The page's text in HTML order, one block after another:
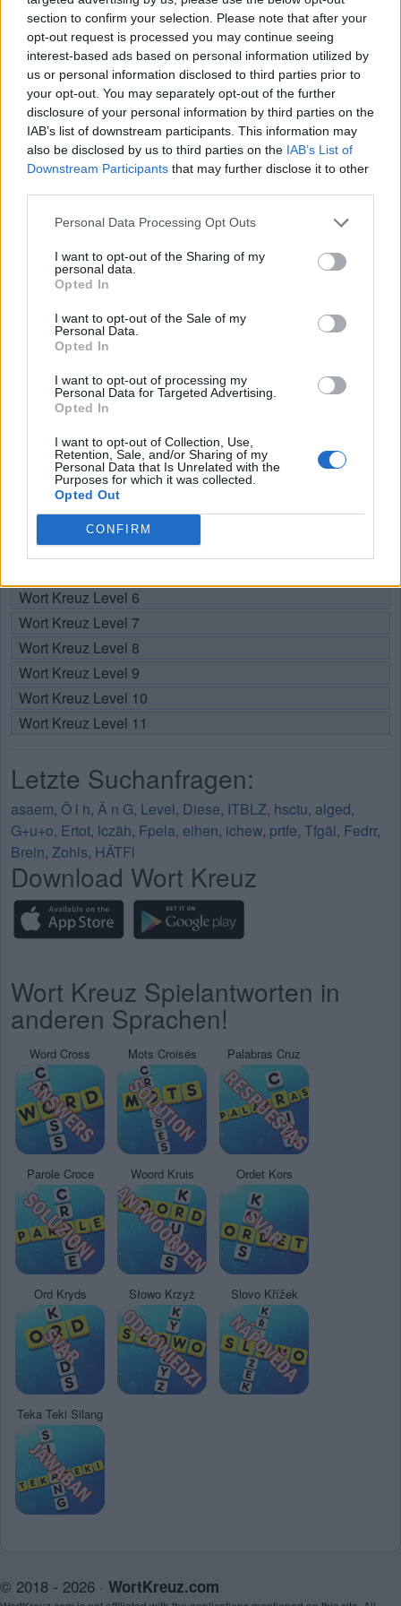
section to confirm your selection. Please note that after your
opt-out request is processed you may continue seeing
interest-based ads based on personal information utilized by
us or personal information disclosed to third parties prior to
your opt-out. You may separately opt-out of the further
disclosure of your personal information by third parties on the
IAB’s list of downstream participants. This information may
also be disclosed by us to third parties on the IAB’s List of
Downstream Participants that may further disclose it to other
Personal Data Processing Opt Outs
I want to opt-out of the Sharing of my
personal data.
Opted In
I want to opt-out of the Sale of my
Personal Data.
Opted In
I want to opt-out of processing my
Personal Data for Targeted Advertising.
Opted In
I want to opt-out of Collection, Use,
Retention, Sale, and/or Sharing of my
Personal Data that Is Unrelated with the
Purposes for which it was collected.
Opted Out
CONFIRM
mit Ihrer Freundesliste, mehr Spieler bedeutet mehr Umsatz
für den Entwickler, also helfen Sie ihm zu wachsen.
Suche nach Buchstaben.
Geben Sie alle Buchstaben
des Puzzles ein:
Suche
nach
Buchstaben.
Puzzles
Wählen Sie Ihr Puzzle aus:
Puzzle nicht gefunden.
Hier können Sie nach Ihrer Antwort anhand der
Levelnummer suchen, aber wir empfehlen Ihnen, die Suche
nach Buchstaben zu verwenden.
Wählen Sie Ihr Level:
Wort Kreuz Level 1
Wort Kreuz Level 2
Wort Kreuz Level 3
Wort Kreuz Level 4
Wort Kreuz Level 6
Wort Kreuz Level 7
Wort Kreuz Level 8
Wort Kreuz Level 9
Wort Kreuz Level 10
Wort Kreuz Level 11
Letzte Suchanfragen:
asaem, Ö l h, Ä n G, Level, Diese, ITBLZ, hsctu, alged,
G+u+o, Ertot, lczäh, Fpela, eihen, ichew, prtfe, Tfgäl, Fedrr,
Brein, Zohls, HÄTFl
Download Wort Kreuz
Wort Kreuz Spielantworten in
anderen Sprachen!
Word Cross Mots Croisés Palabras Cruz
Parole Croce Woord Kruis Ordet Kors
Ord Kryds Słowo Krzyż Slovo Křížek
Teka Teki Silang
© 2018 - 2026 · WortKreuz.com